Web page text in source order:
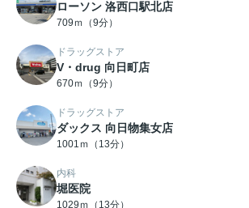
ローソン 洛西口駅北店
709ｍ（9分）
ドラッグストア
V・drug 向日町店
670ｍ（9分）
ドラッグストア
ダックス 向日物集女店
1001ｍ（13分）
内科
堀医院
1029ｍ（13分）